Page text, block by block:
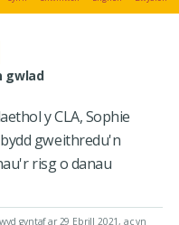
gwlad
y CLA, Sophie
gweithredu'n
risg o danau
gyntaf ar 29 Ebrill 2021, ac yn